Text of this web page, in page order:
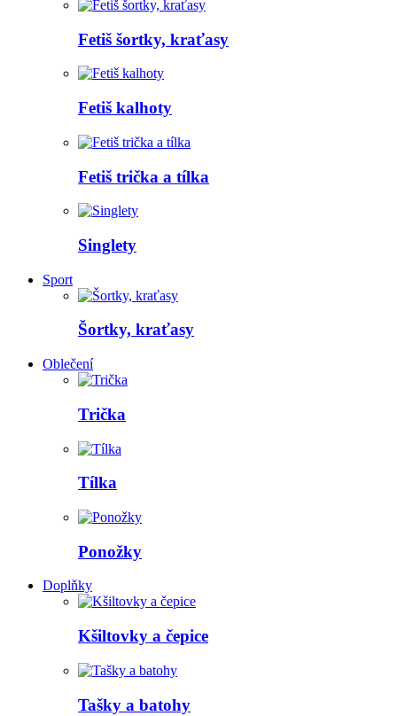
Fetiš šortky, kraťasy
Fetiš kalhoty
Fetiš trička a tílka
Singlety
Sport
Šortky, kraťasy
Oblečení
Trička
Tílka
Ponožky
Doplňky
Kšiltovky a čepice
Tašky a batohy